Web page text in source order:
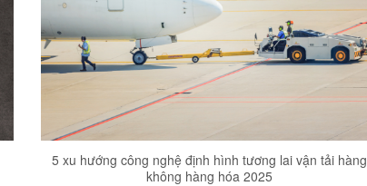
5 xu hướng công nghệ định hình tương lai vận tải hàng
không hàng hóa 2025